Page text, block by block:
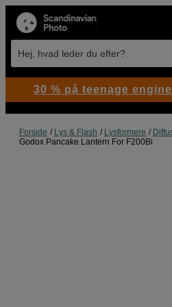
Hej, hvad leder du efter?
Forside Lys & Flash Lysformere
Godox Pancake Lantern For F200Bi
30 % på teenage